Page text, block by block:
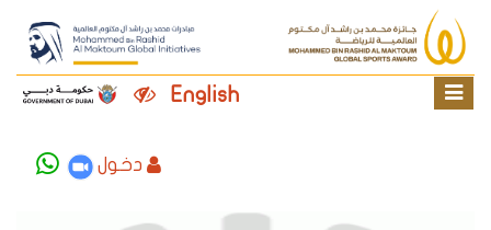
English
دخول